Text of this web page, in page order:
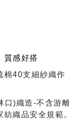
質感好搭
40支細紗織作
)織造-不含游
織品安全規範。